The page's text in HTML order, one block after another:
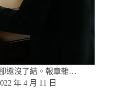
還沒了結。報章雜…
年 4 月 11 日